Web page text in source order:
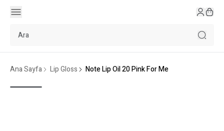
Ana Sayfa Lip Gloss Note Lip Oil 20 Pink For Me